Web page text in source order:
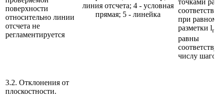
поверхности
относительно линии
отсчета не
регламентируется
линия отсчета; 4 - условная
прямая; 5 - линейка
точками
при
разметки ln
равны
числу
3.2. Отклонения от
плоскостности.